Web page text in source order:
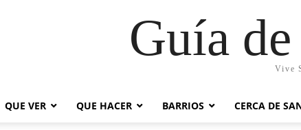
Guía
Vive
QUE VER QUE HACER BARRIOS CERCA DE